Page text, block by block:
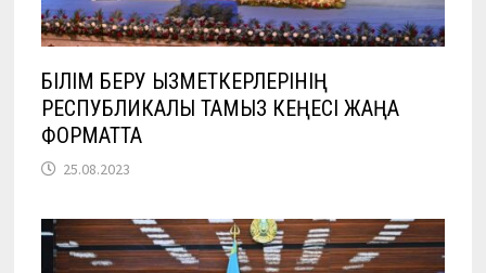
БІЛІМ БЕРУ ҚЫЗМЕТКЕРЛЕРІНІҢ
РЕСПУБЛИКАЛЫҚ ТАМЫЗ КЕҢЕСІ ЖАҢА
ФОРМАТТА
25.08.2023